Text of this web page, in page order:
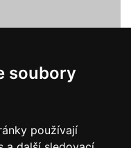
soubory
používají
soubory
používají
Ltd.